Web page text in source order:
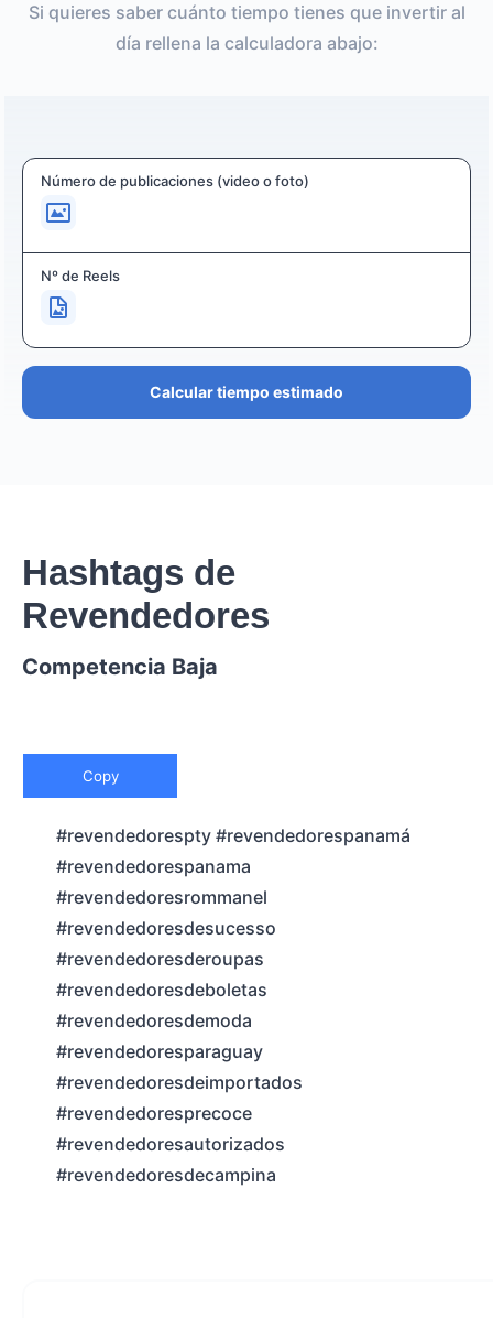
Si quieres saber cuánto tiempo tienes que invertir al
día rellena la calculadora abajo:
Número de publicaciones (video o foto)
Nº de Reels
Calcular tiempo estimado
Hashtags de
Revendedores
Competencia Baja
Copy
#revendedorespty #revendedorespanamá
#revendedorespanama
#revendedoresrommanel
#revendedoresdesucesso
#revendedoresderoupas
#revendedoresdeboletas
#revendedoresdemoda
#revendedoresparaguay
#revendedoresdeimportados
#revendedoresprecoce
#revendedoresautorizados
#revendedoresdecampina